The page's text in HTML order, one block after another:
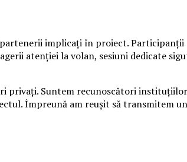
implicați în proiect. Participanții
atenției la volan, sesiuni dedicate
Suntem recunoscători instituțiilor
Împreună am reușit să transmitem